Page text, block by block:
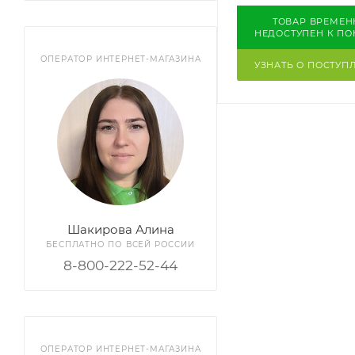
ТОВАР
НЕДОСТУПЕН К
УЗНАТЬ О
ОПЕРАТОР ИНТЕРНЕТ-МАГАЗИНА
Шакирова Алина
БЕСПЛАТНО ПО ВСЕЙ РОССИИ
8-800-222-52-44
ОПЕРАТОР ИНТЕРНЕТ-МАГАЗИНА